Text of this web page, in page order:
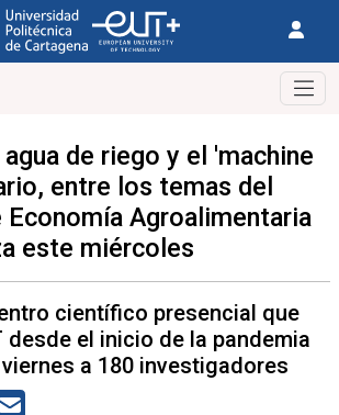
de riego y el 'machine
entre los temas del
Economía Agroalimentaria
este miércoles
científico presencial que
desde el inicio de la pandemia
a 180 investigadores